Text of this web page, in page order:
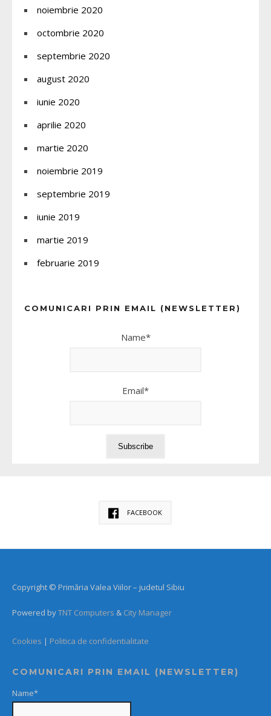
noiembrie 2020
octombrie 2020
septembrie 2020
august 2020
iunie 2020
aprilie 2020
martie 2020
noiembrie 2019
septembrie 2019
iunie 2019
martie 2019
februarie 2019
COMUNICARI PRIN EMAIL (NEWSLETTER)
Name*
Email*
FACEBOOK
Copyright © Primăria Valea Viilor – judetul Sibiu
Powered byTNT Computers & City Manager
Cookies | Politica de confidentialitate
COMUNICARI PRIN EMAIL (NEWSLETTER)
Name*